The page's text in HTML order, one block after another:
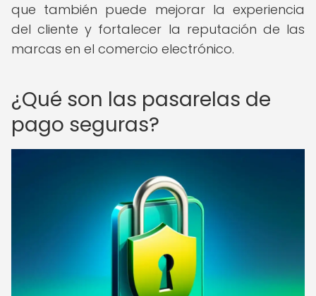
que también puede mejorar la experiencia
del cliente y fortalecer la reputación de las
marcas en el comercio electrónico.
¿Qué son las pasarelas de
pago seguras?